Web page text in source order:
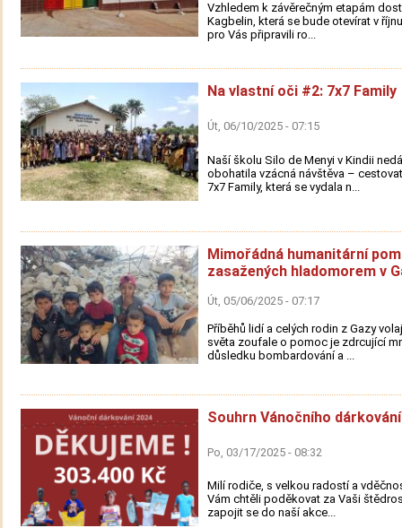
Vzhledem k závěrečným etapám
Kagbelin, která se bude otevírat v
pro Vás připravili ro...
Na vlastní oči #2: 7x7 Family
Út, 06/10/2025 - 07:15
Naší školu Silo de Menyi v Kindii
obohatila vzácná návštěva –
7x7 Family, která se vydala n...
Mimořádná humanitární
zasažených hladomorem v
Út, 05/06/2025 - 07:17
Příběhů lidí a celých rodin z Gazy
světa zoufale o pomoc je zdrcující
důsledku bombardování a ...
Souhrn Vánočního
Po, 03/17/2025 - 08:32
Milí rodiče, s velkou radostí a
Vám chtěli poděkovat za Vaši
zapojit se do naší akce...